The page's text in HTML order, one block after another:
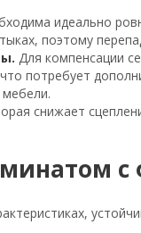
идеально
поэтому
Для компенсации
потребует
мебели.
снижает
с